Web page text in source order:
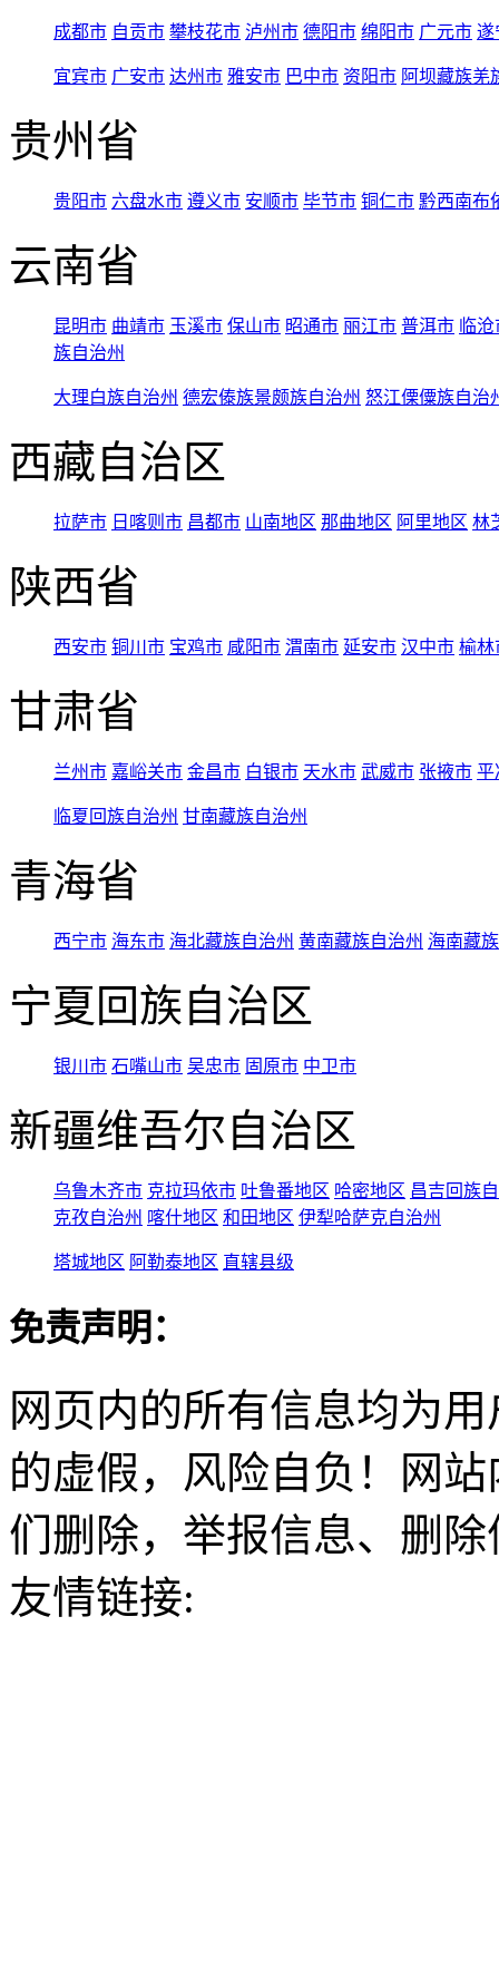
成都市 自贡市 攀枝花市 泸州市 德阳市 绵阳市 广元市 遂
宜宾市 广安市 达州市 雅安市 巴中市 资阳市 阿坝藏族羌
贵州省
贵阳市 六盘水市 遵义市 安顺市 毕节市 铜仁市 黔西南布
云南省
昆明市 曲靖市 玉溪市 保山市 昭通市 丽江市 普洱市 临
族自治州
大理白族自治州 德宏傣族景颇族自治州 怒江傈僳族自治
西藏自治区
拉萨市 日喀则市 昌都市 山南地区 那曲地区 阿里地区 林
陕西省
西安市 铜川市 宝鸡市 咸阳市 渭南市 延安市 汉中市 榆林
甘肃省
兰州市 嘉峪关市 金昌市 白银市 天水市 武威市 张掖市 平
临夏回族自治州 甘南藏族自治州
青海省
西宁市 海东市 海北藏族自治州 黄南藏族自治州 海南藏
宁夏回族自治区
银川市 石嘴山市 吴忠市 固原市 中卫市
新疆维吾尔自治区
乌鲁木齐市 克拉玛依市 吐鲁番地区 哈密地区 昌吉回族
克孜自治州 喀什地区 和田地区 伊犁哈萨克自治州
塔城地区 阿勒泰地区 直辖县级
免责声明：
网页内的所有信息均为
的虚假，风险自负！网
们删除，举报信息、删
友情链接: